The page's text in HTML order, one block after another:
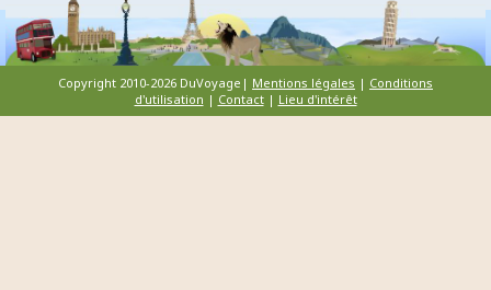
Copyright 2010-2026 DuVoyage| Mentions légales | Conditions
d'utilisation | Contact| Lieu d'intérêt